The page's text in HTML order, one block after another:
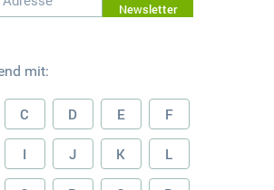
Newsletter
mit:
C D E F
I J K L